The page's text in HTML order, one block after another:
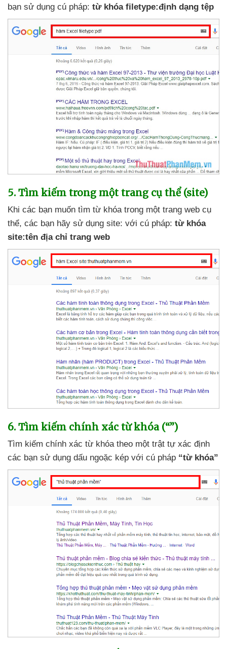
bạn sử dụng cú pháp: từ khóa filetype:định dạng tệp
5. Tìm kiếm trong một trang cụ thể (site)
Khi các bạn muốn tìm từ khóa trong một trang web cụ
thể, các bạn hãy sử dụng site: với cú pháp: từ khóa
site:tên địa chỉ trang web
6. Tìm kiếm chính xác từ khóa (“”)
Tìm kiếm chính xác từ khóa theo một trật tự xác định
các bạn sử dụng dấu ngoặc kép với cú pháp “từ khóa”